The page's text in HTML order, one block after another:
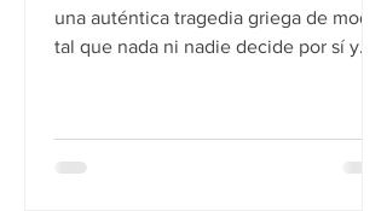
una auténtica tragedia griega de modo
tal que nada ni nadie decide por sí y